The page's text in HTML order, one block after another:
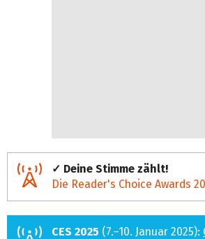
✓ Deine Stimme zählt!
Die Reader's Choice Awards
CES 2025 (7.–10. Januar 2025):